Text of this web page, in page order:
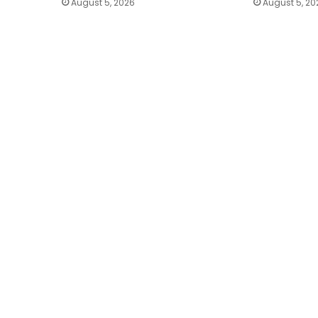
August 5, 2026 August 5,